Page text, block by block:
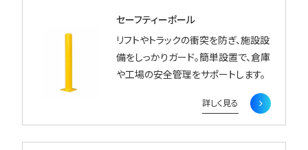
セーフティーポール
リフトやトラックの衝突を防ぎ、施設設
備をしっかりガード。簡単設置で、倉庫
や工場の安全管理をサポートします。
詳しく見る